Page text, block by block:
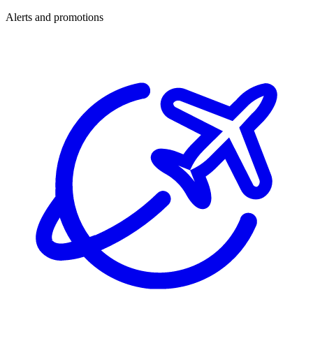
Alerts and promotions